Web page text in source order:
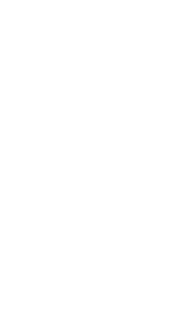
et
polices pour
a le droit
licence
Cela
gratuitement